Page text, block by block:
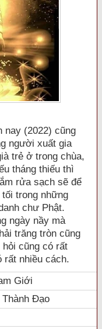
nay (2022) cũng
người xuất gia
trẻ ở trong chùa,
tháng thiếu thì
rửa sạch sẽ để
trong những
chư Phật.
ngày nầy mà
trăng tròn cũng
cũng có rất
nhiều cách.
Giới
Đạo